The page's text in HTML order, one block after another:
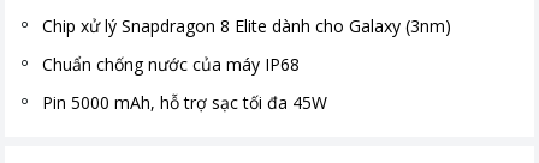
Chip xử lý Snapdragon 8 Elite dành cho Galaxy (3nm)
Chuẩn chống nước của máy IP68
Pin 5000 mAh, hỗ trợ sạc tối đa 45W